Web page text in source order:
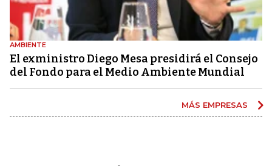
AMBIENTE
El exministro Diego Mesa presidirá el Consejo
del Fondo para el Medio Ambiente Mundial
MÁS EMPRESAS